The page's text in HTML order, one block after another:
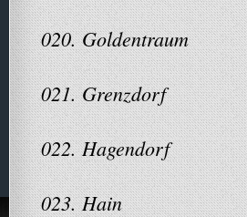
020. Goldentraum
021. Grenzdorf
022. Hagendorf
023. Hain